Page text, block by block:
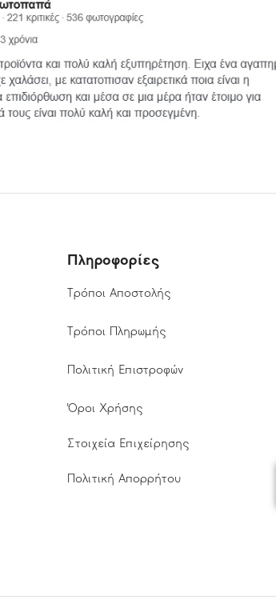
Πληροφορίες
Τρόποι Αποστολής
Τρόποι Πληρωμής
Πολιτική Επιστροφών
Όροι Χρήσης
Στοιχεία Επιχείρησης
Πολιτική Απορρήτου